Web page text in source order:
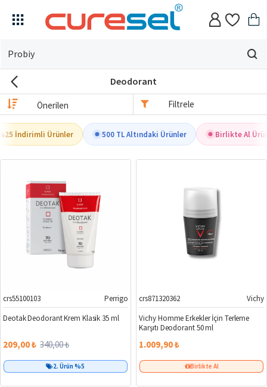
Evin
için
arıyorsun?
Deodorant
Filtrele
İndirimli Ürünler 500 TL Altındaki Ürünler Birlikte Al
%39
crs55100103
Perrigo
Deotak Deodorant Krem Klasik 35 ml
209,00 ₺ 340,00 ₺
2. Ürün %5
Yeni
crs871320362
Vichy
Vichy Homme Erkekler İçin Terleme
Karşıtı Deodorant 50 ml
1.009,90 ₺
Birlikte Al